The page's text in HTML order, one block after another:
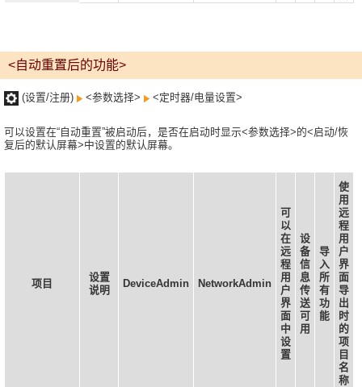
<自动重置后的功能>
(设置/注册) <参数选择> <定时器/电量设置>
可以设置在“自动重置”被启动后，是否在启动时显示<参数选择>的<启动/恢
复后的默认屏幕>中设置的默认屏幕。
项目
设置
说明
DeviceAdmin NetworkAdmin
可
以
在
远
程
用
户
界
面
中
设
置
设
备
信
息
传
送
可
用
导
入
所
有
功
能
使
用
远
程
用
户
界
面
导
出
时
的
项
目
名
称